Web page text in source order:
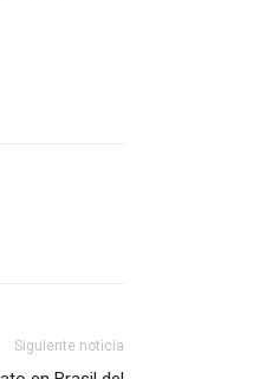
Siguiente noticia